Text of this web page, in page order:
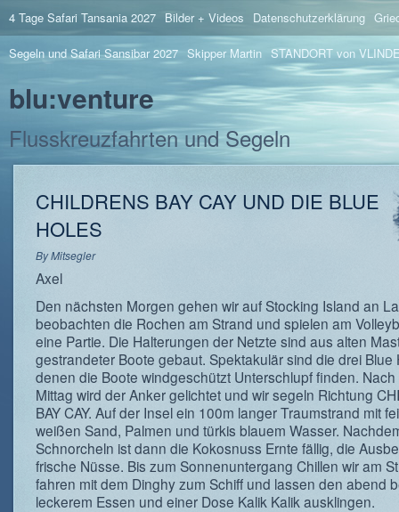
4 Tage Safari Tansania 2027 Bilder + Videos Datenschutzerklärung
Segeln und Safari Sansibar 2027 Skipper Martin STANDORT von
blu:venture
Flusskreuzfahrten und Segeln
CHILDRENS BAY CAY UND DIE BLUE
HOLES
ByMitsegler
Axel
Den nächsten Morgen gehen wir auf Stocking Island an
beobachten die Rochen am Strand und spielen am
eine Partie. Die Halterungen der Netzte sind aus alten
gestrandeter Boote gebaut. Spektakulär sind die drei Blue
denen die Boote windgeschützt Unterschlupf finden.
Mittag wird der Anker gelichtet und wir segeln Richtung
BAY CAY. Auf der Insel ein 100m langer Traumstrand mit
weißen Sand, Palmen und türkis blauem Wasser.
Schnorcheln ist dann die Kokosnuss Ernte fällig, die
frische Nüsse. Bis zum Sonnenuntergang Chillen wir am
fahren mit dem Dinghy zum Schiff und lassen den abend
leckerem Essen und einer Dose Kalik Kalik ausklingen.